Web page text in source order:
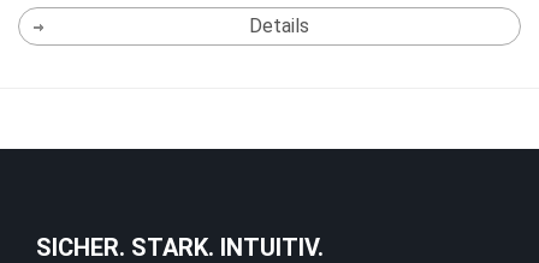
Details
SICHER. STARK. INTUITIV.